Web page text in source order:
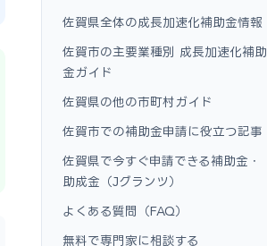
佐賀県全体の成長加速化補助金情報
佐賀市の主要業種別 成長加速化補助
金ガイド
佐賀県の他の市町村ガイド
佐賀市での補助金申請に役立つ記事
佐賀県で今すぐ申請できる補助金・
助成金（Jグランツ）
よくある質問（FAQ）
無料で専門家に相談する